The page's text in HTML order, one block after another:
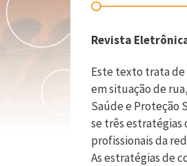
Revista
Este texto trata
em situação de
Saúde e Proteção
se três estratégias
profissionais da
As estratégias de